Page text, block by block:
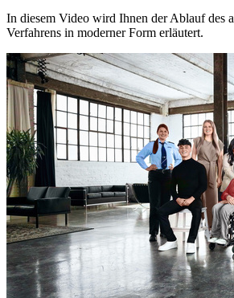
In diesem Video wird Ihnen der Ablauf des
Verfahrens in moderner Form erläutert.